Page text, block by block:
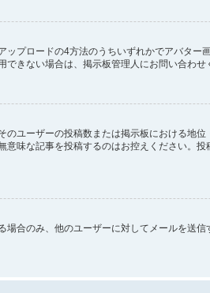
プロードの4方法のうちいずれかでアバタ
きない場合は、掲示板管理人にお問い合わせ
ユーザーの投稿数または掲示板における地
味な記事を投稿するのはお控えください。
合のみ、他のユーザーに対してメールを送